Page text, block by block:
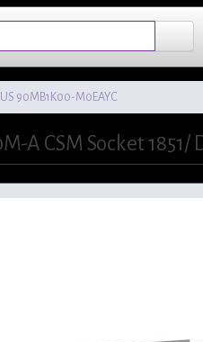
90MB1K00-M0EAYC
A CSM Socket 1851/